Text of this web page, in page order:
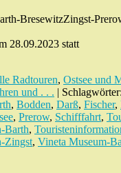
BresewitzZingst-
28.09.2023 statt
Radtouren, Ostsee und
und . . . | Schlagwörter:
, Bodden, Darß, Fischer,
, Prerow, Schifffahrt,
Barth,
Zingst, Vineta Museum-